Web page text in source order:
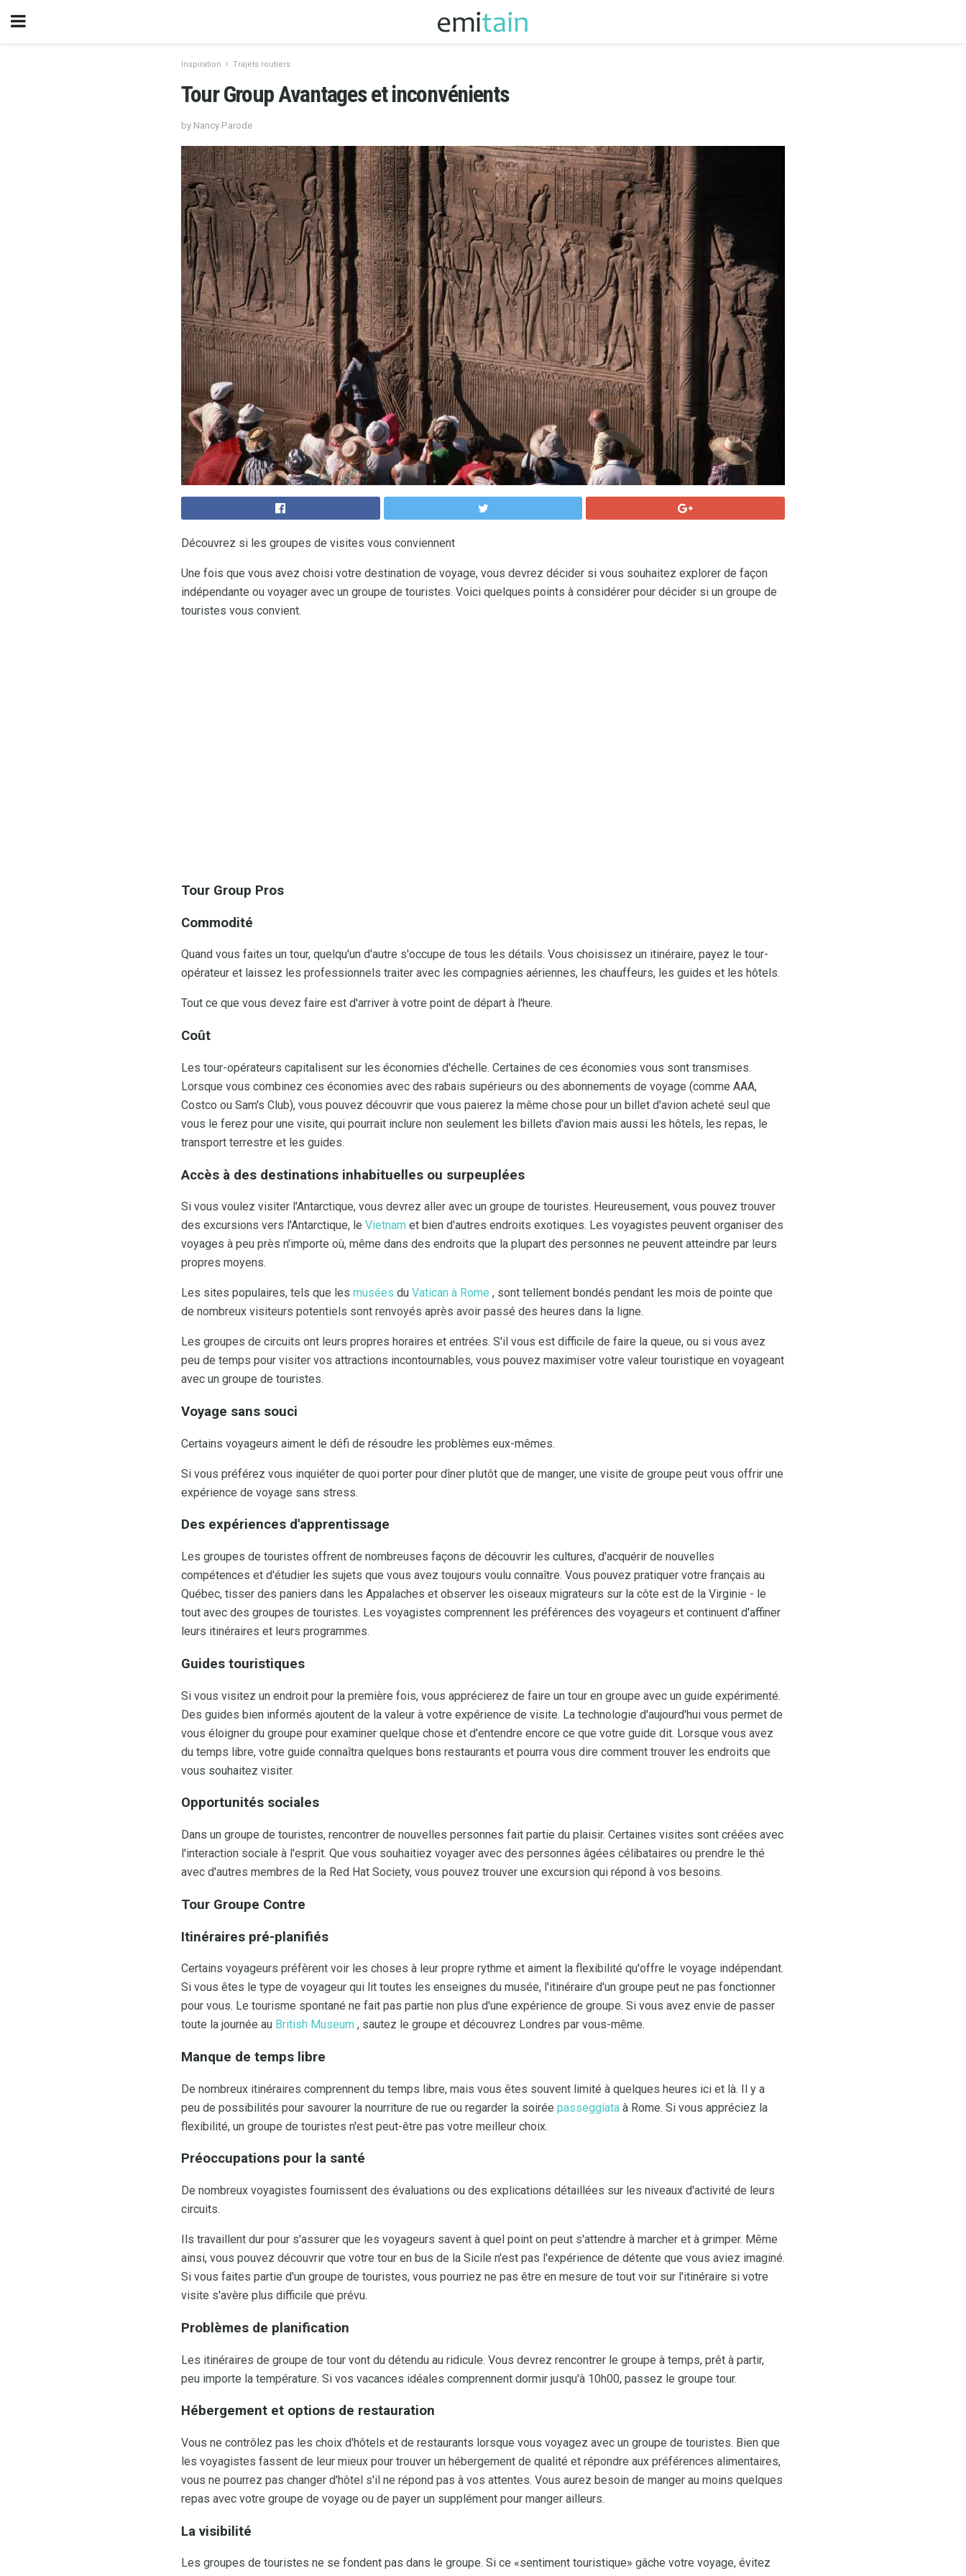
Inspiration Trajets routiers
Tour Group Avantages et inconvénients
by Nancy Parode
Découvrez si les groupes de visites vous conviennent
Une fois que vous avez choisi votre destination de voyage, vous devrez décider si vous souhaitez explorer de façon
indépendante ou voyager avec un groupe de touristes. Voici quelques points à considérer pour décider si un groupe de
touristes vous convient.
Tour Group Pros
Commodité
Quand vous faites un tour, quelqu'un d'autre s'occupe de tous les détails. Vous choisissez un itinéraire, payez le tour-
opérateur et laissez les professionnels traiter avec les compagnies aériennes, les chauffeurs, les guides et les hôtels.
Tout ce que vous devez faire est d'arriver à votre point de départ à l'heure.
Coût
Les tour-opérateurs capitalisent sur les économies d'échelle. Certaines de ces économies vous sont transmises.
Lorsque vous combinez ces économies avec des rabais supérieurs ou des abonnements de voyage (comme AAA,
Costco ou Sam's Club), vous pouvez découvrir que vous paierez la même chose pour un billet d'avion acheté seul que
vous le ferez pour une visite, qui pourrait inclure non seulement les billets d'avion mais aussi les hôtels, les repas, le
transport terrestre et les guides.
Accès à des destinations inhabituelles ou surpeuplées
Si vous voulez visiter l'Antarctique, vous devrez aller avec un groupe de touristes. Heureusement, vous pouvez trouver
des excursions vers l'Antarctique, le Vietnam et bien d'autres endroits exotiques. Les voyagistes peuvent organiser des
voyages à peu près n'importe où, même dans des endroits que la plupart des personnes ne peuvent atteindre par leurs
propres moyens.
Les sites populaires, tels que les musées du Vatican à Rome , sont tellement bondés pendant les mois de pointe que
de nombreux visiteurs potentiels sont renvoyés après avoir passé des heures dans la ligne.
Les groupes de circuits ont leurs propres horaires et entrées. S'il vous est difficile de faire la queue, ou si vous avez
peu de temps pour visiter vos attractions incontournables, vous pouvez maximiser votre valeur touristique en voyageant
avec un groupe de touristes.
Voyage sans souci
Certains voyageurs aiment le défi de résoudre les problèmes eux-mêmes.
Si vous préférez vous inquiéter de quoi porter pour dîner plutôt que de manger, une visite de groupe peut vous offrir une
expérience de voyage sans stress.
Des expériences d'apprentissage
Les groupes de touristes offrent de nombreuses façons de découvrir les cultures, d'acquérir de nouvelles
compétences et d'étudier les sujets que vous avez toujours voulu connaître. Vous pouvez pratiquer votre français au
Québec, tisser des paniers dans les Appalaches et observer les oiseaux migrateurs sur la côte est de la Virginie - le
tout avec des groupes de touristes. Les voyagistes comprennent les préférences des voyageurs et continuent d'affiner
leurs itinéraires et leurs programmes.
Guides touristiques
Si vous visitez un endroit pour la première fois, vous apprécierez de faire un tour en groupe avec un guide expérimenté.
Des guides bien informés ajoutent de la valeur à votre expérience de visite. La technologie d'aujourd'hui vous permet de
vous éloigner du groupe pour examiner quelque chose et d'entendre encore ce que votre guide dit. Lorsque vous avez
du temps libre, votre guide connaîtra quelques bons restaurants et pourra vous dire comment trouver les endroits que
vous souhaitez visiter.
Opportunités sociales
Dans un groupe de touristes, rencontrer de nouvelles personnes fait partie du plaisir. Certaines visites sont créées avec
l'interaction sociale à l'esprit. Que vous souhaitiez voyager avec des personnes âgées célibataires ou prendre le thé
avec d'autres membres de la Red Hat Society, vous pouvez trouver une excursion qui répond à vos besoins.
Tour Groupe Contre
Itinéraires pré-planifiés
Certains voyageurs préfèrent voir les choses à leur propre rythme et aiment la flexibilité qu'offre le voyage indépendant.
Si vous êtes le type de voyageur qui lit toutes les enseignes du musée, l'itinéraire d'un groupe peut ne pas fonctionner
pour vous. Le tourisme spontané ne fait pas partie non plus d'une expérience de groupe. Si vous avez envie de passer
toute la journée au British Museum , sautez le groupe et découvrez Londres par vous-même.
Manque de temps libre
De nombreux itinéraires comprennent du temps libre, mais vous êtes souvent limité à quelques heures ici et là. Il y a
peu de possibilités pour savourer la nourriture de rue ou regarder la soirée passeggiata à Rome. Si vous appréciez la
flexibilité, un groupe de touristes n'est peut-être pas votre meilleur choix.
Préoccupations pour la santé
De nombreux voyagistes fournissent des évaluations ou des explications détaillées sur les niveaux d'activité de leurs
circuits.
Ils travaillent dur pour s'assurer que les voyageurs savent à quel point on peut s'attendre à marcher et à grimper. Même
ainsi, vous pouvez découvrir que votre tour en bus de la Sicile n'est pas l'expérience de détente que vous aviez imaginé.
Si vous faites partie d'un groupe de touristes, vous pourriez ne pas être en mesure de tout voir sur l'itinéraire si votre
visite s'avère plus difficile que prévu.
Problèmes de planification
Les itinéraires de groupe de tour vont du détendu au ridicule. Vous devrez rencontrer le groupe à temps, prêt à partir,
peu importe la température. Si vos vacances idéales comprennent dormir jusqu'à 10h00, passez le groupe tour.
Hébergement et options de restauration
Vous ne contrôlez pas les choix d'hôtels et de restaurants lorsque vous voyagez avec un groupe de touristes. Bien que
les voyagistes fassent de leur mieux pour trouver un hébergement de qualité et répondre aux préférences alimentaires,
vous ne pourrez pas changer d'hôtel s'il ne répond pas à vos attentes. Vous aurez besoin de manger au moins quelques
repas avec votre groupe de voyage ou de payer un supplément pour manger ailleurs.
La visibilité
Les groupes de touristes ne se fondent pas dans le groupe. Si ce «sentiment touristique» gâche votre voyage, évitez